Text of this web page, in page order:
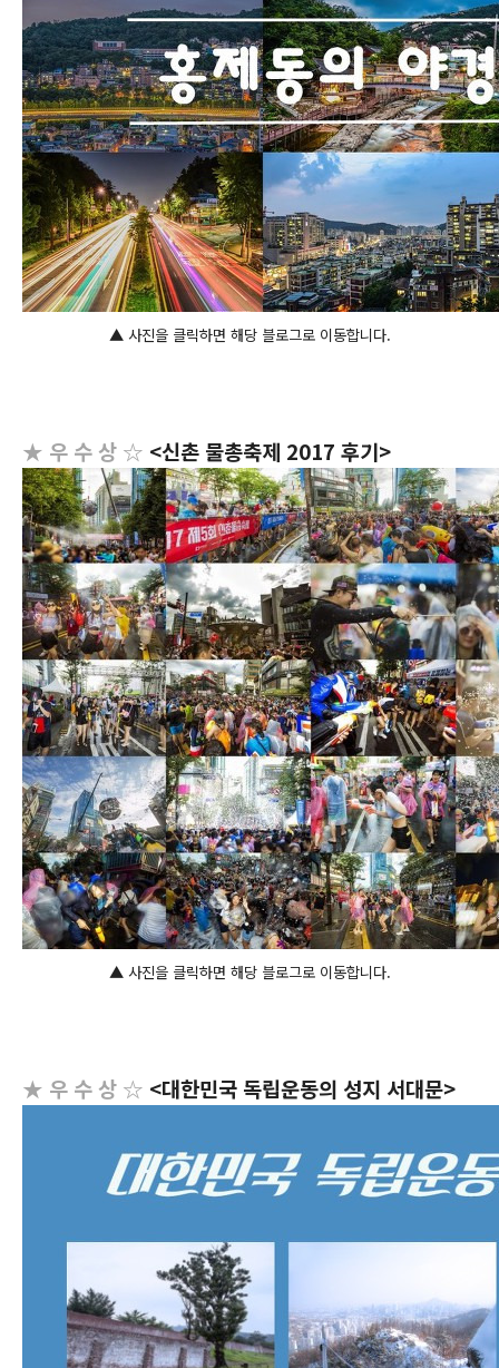
▲ 사진을 클릭하면 해당 블로그로 이동합니다.
★ 우 수 상 ☆ <신촌 물총축제 2017 후기>
▲ 사진을 클릭하면 해당 블로그로 이동합니다.
★ 우 수 상 ☆ <대한민국 독립운동의 성지 서대문>